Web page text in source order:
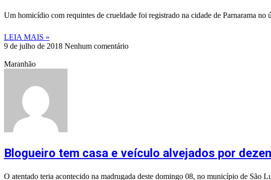
Um homicídio com requintes de crueldade foi registrado na cidade de Parnarama
LEIA MAIS »
9 de julho de 2018 Nenhum comentário
Maranhão
Blogueiro tem casa e veículo alvejados por
O atentado teria acontecido na madrugada deste domingo 08, no município de São